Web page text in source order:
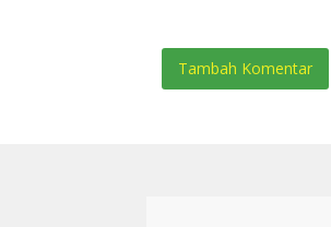
Tambah Komentar